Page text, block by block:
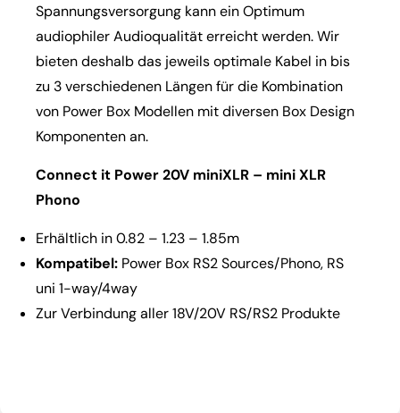
Spannungsversorgung kann ein Optimum
audiophiler Audioqualität erreicht werden. Wir
bieten deshalb das jeweils optimale Kabel in bis
zu 3 verschiedenen Längen für die Kombination
von Power Box Modellen mit diversen Box Design
Komponenten an.
Connect it Power 20V miniXLR – mini XLR
Phono
Erhältlich in 0.82 – 1.23 – 1.85m
Kompatibel: Power Box RS2 Sources/Phono, RS
uni 1-way/4way
Zur Verbindung aller 18V/20V RS/RS2 Produkte